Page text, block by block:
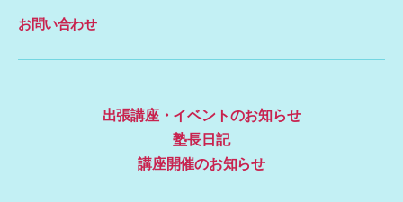
お問い合わせ
出張講座・イベントのお知らせ
塾長日記
講座開催のお知らせ